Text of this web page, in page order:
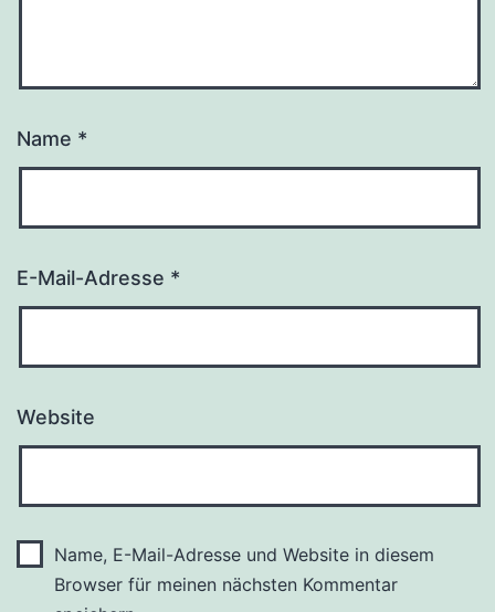
Name *
E-Mail-Adresse *
Website
Name, E-Mail-Adresse und Website in diesem
Browser für meinen nächsten Kommentar